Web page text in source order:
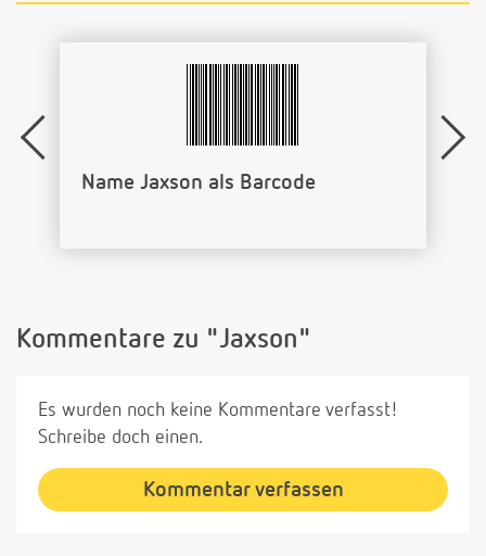
Name Jaxson als Barcode
Kommentare zu "Jaxson"
Es wurden noch keine Kommentare verfasst!
Schreibe doch einen.
Kommentar verfassen